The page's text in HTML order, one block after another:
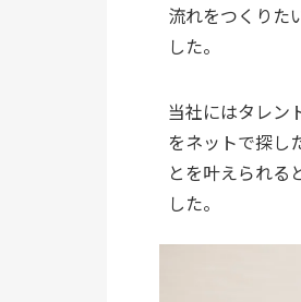
流れをつくりた
した。
当社にはタレン
をネットで探し
とを叶えられる
した。